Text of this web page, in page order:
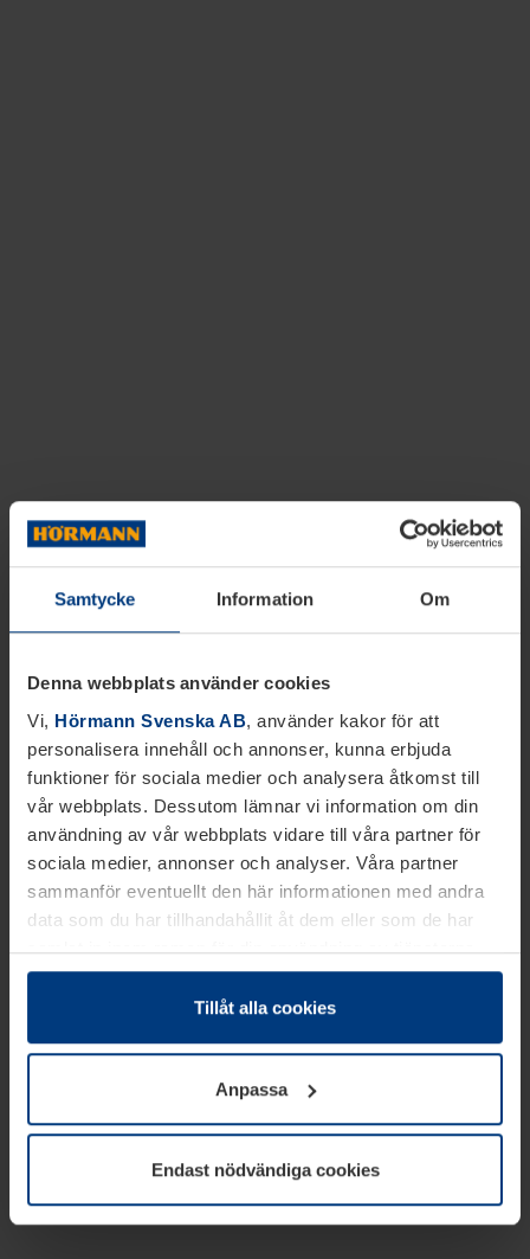
Samtycke Information Om
Denna webbplats använder cookies
Vi, Hörmann Svenska AB, använder kakor för att
personalisera innehåll och annonser, kunna erbjuda
funktioner för sociala medier och analysera åtkomst till
vår webbplats. Dessutom lämnar vi information om din
användning av vår webbplats vidare till våra partner för
sociala medier, annonser och analyser. Våra partner
sammanför eventuellt den här informationen med andra
data som du har tillhandahållit åt dem eller som de har
samlat in inom ramen för din användning av tjänsterna.
Juridiskt kan vi lagra kakor på din enhet, om de är
absolut nödvändiga för driften av den här webbplatsen.
godkännande kan du när som helst ändra eller återkalla i
informationen om kakor underDataskyddsförklaring
vår webbplats.
Tillåt alla cookies
Anpassa
Endast nödvändiga cookies